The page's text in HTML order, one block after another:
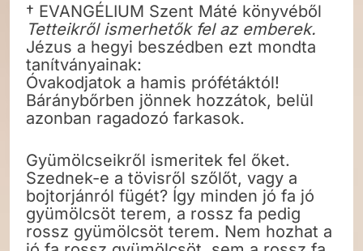
† EVANGÉLIUM Szent Máté könyvéből
Tetteikről ismerhetők fel az emberek.
Jézus a hegyi beszédben ezt mondta
tanítványainak:
Óvakodjatok a hamis prófétáktól!
Báránybőrben jönnek hozzátok, belül
azonban ragadozó farkasok.
Gyümölcseikről ismeritek fel őket.
Szednek-e a tövisről szőlőt, vagy a
bojtorjánról fügét? Így minden jó fa jó
gyümölcsöt terem, a rossz fa pedig
rossz gyümölcsöt terem. Nem hozhat a